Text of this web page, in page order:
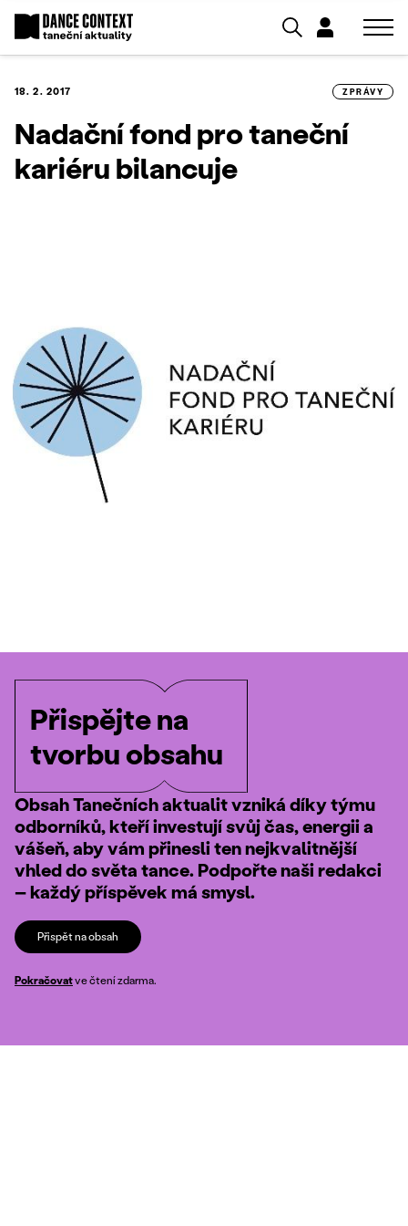
18. 2. 2017 ZPRÁVY
Nadační fond pro taneční
kariéru bilancuje
Přispějte na
tvorbu obsahu
Obsah Tanečních aktualit vzniká díky týmu
odborníků, kteří investují svůj čas, energii a
vášeň, aby vám přinesli ten nejkvalitnější
vhled do světa tance. Podpořte naši redakci
– každý příspěvek má smysl.
Přispět na obsah
Pokračovatve čtení zdarma.